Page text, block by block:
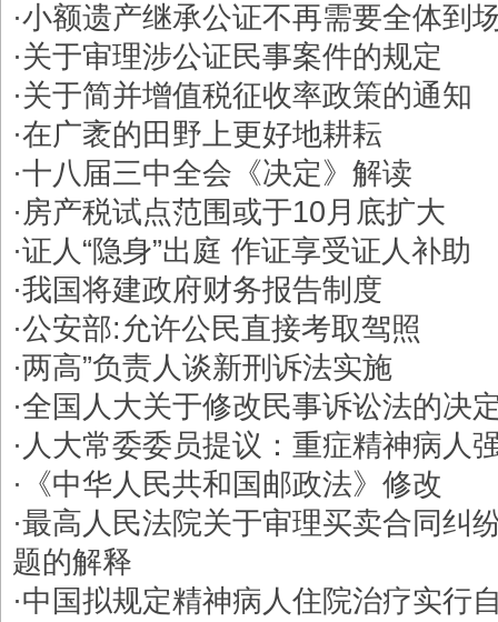
·小额遗产继承公证不再需要全体到
·关于审理涉公证民事案件的规定
·关于简并增值税征收率政策的通知
·在广袤的田野上更好地耕耘
·十八届三中全会《决定》解读
· 房产税试点范围或于10月底扩大
·证人“隐身”出庭 作证享受证人补助
·我国将建政府财务报告制度
·公安部:允许公民直接考取驾照
·两高”负责人谈新刑诉法实施
·全国人大关于修改民事诉讼法的决
· 人大常委委员提议：重症精神病人
· 《中华人民共和国邮政法》修改
·最高人民法院关于审理买卖合同纠
题的解释
·中国拟规定精神病人住院治疗实行